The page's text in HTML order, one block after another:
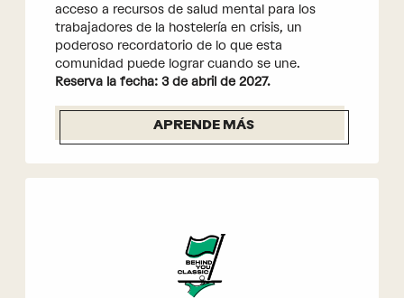
acceso a recursos de salud mental para los
trabajadores de la hostelería en crisis, un
poderoso recordatorio de lo que esta
comunidad puede lograr cuando se une.
Reserva la fecha: 3 de abril de 2027.
APRENDE MÁS